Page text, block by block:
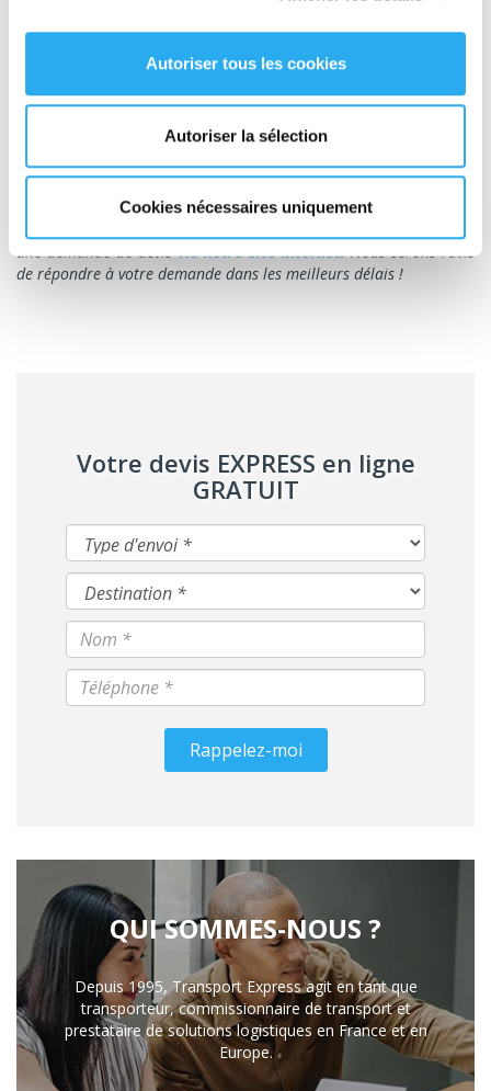
Autoriser tous les cookies
Autoriser la sélection
Cookies nécessaires uniquement
Cela peut paraître évident, mais il importe de le rappeler :
retirez les vieilles étiquettes pour éviter les quiproquos !
Votre étiquette doit comporter les adresses d'expédition et de
destination. Pour éviter que l'étiquette ne se décolle, mieux vaut
Vous recherchez un transporteur de confiance qui puisse assurer
le transport de vos palettes en toute sécurité ? Contactez
une demande de devisvia notre site Internet. Nous serons ravis
de répondre à votre demande dans les meilleurs délais !
Votre devis EXPRESS en ligne
GRATUIT
Rappelez-moi
QUI SOMMES-NOUS ?
Depuis 1995, Transport Express agit en tant que
transporteur, commissionnaire de transport et
prestataire de solutions logistiques en France et en
Europe.